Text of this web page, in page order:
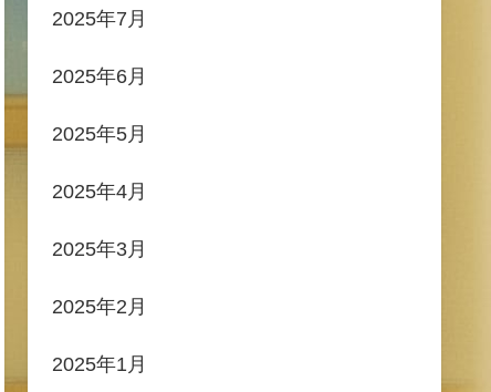
2025年7月
2025年6月
2025年5月
2025年4月
2025年3月
2025年2月
2025年1月